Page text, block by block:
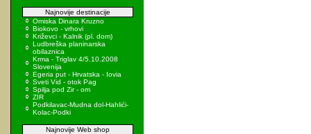
Najnovije destinacije
Omiska Dinara Kruzno
Biokovo - vrhovi
Križevci - Kalnik (pl. dom)
Ludbreška planinarska
obilaznica
Krma - Triglav 4/5.10.2008
Slovenija
Egeria put - Hrvatska - Iovia
Sveti Vid - otok Pag
Spilja pod Zir - om
ZIR
Podkilavac-Mudna dol-Hahlići-
Kolac-Podki
Najnovije Web shop